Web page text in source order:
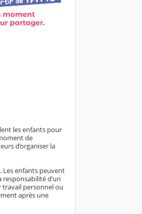
les enfants pour
de
d’organiser la
. Les enfants peuvent
d’un
travail personnel ou
après une